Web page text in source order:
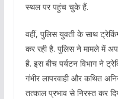
स्थल पर पहुंच चुके हैं.
वहीं, पुलिस युवती के साथ
कर रही है. पुलिस ने मामले में
है. इस बीच पर्यटन विभाग ने
गंभीर लापरवाही और कथित
तत्काल प्रभाव से निरस्त कर